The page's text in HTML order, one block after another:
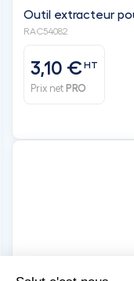
Outil extracteur
RAC54082
3,10 €HT
Prix net PRO